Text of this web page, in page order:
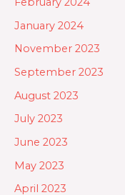
January 2024
November 2023
September 2023
August 2023
July 2023
June 2023
May 2023
April 2023